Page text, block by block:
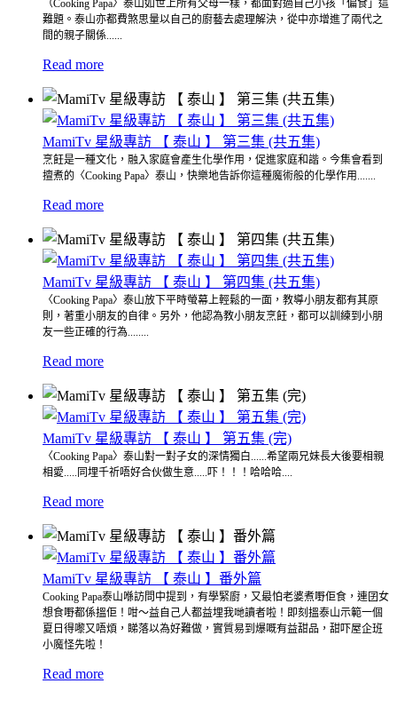
（Cooking Papa〉泰山如世上所有父母一樣，都面對過自己小孩「偏食」這
難題。泰山亦都費煞思量以自己的廚藝去處理解決，從中亦增進了兩代之
間的親子關係......
Read more
MamiTv 星級專訪 【 泰山 】 第三集 (共五集)
烹飪是一種文化，融入家庭會產生化學作用，促進家庭和諧。今集會看到
擅煮的〈Cooking Papa〉泰山，快樂地告訴你這種魔術般的化學作用.......
Read more
MamiTv 星級專訪 【 泰山 】 第四集 (共五集)
〈Cooking Papa〉泰山放下平時螢幕上輕鬆的一面，教導小朋友都有其原
則，著重小朋友的自律。另外，他認為教小朋友烹飪，都可以訓練到小朋
友一些正確的行為........
Read more
MamiTv 星級專訪 【 泰山 】 第五集 (完)
〈Cooking Papa〉泰山對一對子女的深情獨白......希望兩兄妹長大後要相親
相愛.....同埋千祈唔好合伙做生意.....吓！！！哈哈哈....
Read more
MamiTv 星級專訪 【 泰山 】番外篇
Cooking Papa泰山喺訪問中提到，有學緊廚，又最怕老婆煮嘢佢食，連囝女
想食嘢都係搵佢！咁～益自己人都益埋我哋讀者啦！即刻搵泰山示範一個
夏日得嚟又唔煩，睇落以為好難做，實質易到爆嘅有益甜品，甜吓屋企班
小魔怪先啦！
Read more